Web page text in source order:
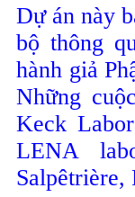
Dự án này
bộ thông
hành giả
Những
Keck
LENA
Salpêtrière,